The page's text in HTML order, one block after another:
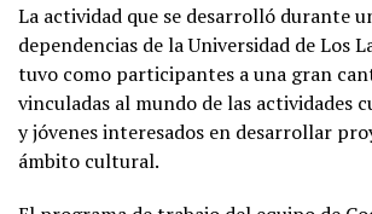
La actividad que se desarrolló durante
dependencias de la Universidad de Los
tuvo como participantes a una gran
vinculadas al mundo de las actividades
y jóvenes interesados en desarrollar
ámbito cultural.